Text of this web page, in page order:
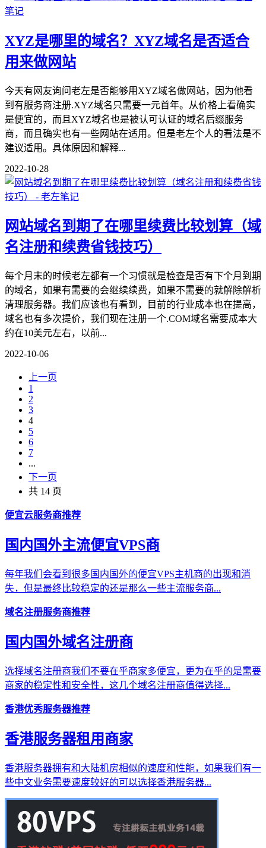
XYZ是哪里的域名？XYZ域名是否适合
用来做网站
今天有网友询问老左是否能够用XYZ域名做网站，因为他看
到有服务商注册.XYZ域名只需要一元首年。从价格上看确实
是便宜的，而且XYZ域名也是被认可认证的域名后缀服务
商，而且确实也有一些网站在适用。但是老左个人的看法是不
建议适用。具体原因和解释...
2022-10-28
网站域名到期了在哪里续费比较划算（域
名注册和续费省钱技巧）
每个月末的时候老左都有一个习惯就是检查是否有下个月到期
的域名，如果有需要的会继续续费，如果不需要的就解除解析
清理服务器。我们应该也有看到，目前的行业成本也在提高，
域名也有多次提价，我们现在注册一个.COM域名需要成本大
约在10美元左右，以前...
2022-10-06
上一页
1
2
3
4
5
6
7
...
下一页
共 14 页
便宜云服务商推荐
国内国外主流便宜VPS商
每年我们会看到很多国内国外的便宜VPS主机商的出现和消
失，但是最终比较稳定的还是那么一些主流服务商...
域名注册服务商推荐
国内国外域名注册商
选择域名注册商我们不要在乎商家多便宜，更为在乎的是需要
商家的稳定性和安全性，这几个域名注册商值得选择...
香港优秀服务器推荐
香港服务器租用商家
香港服务器拥有和大陆机房相似的速度和性能，如果我们有一
些中文业务需要速度较好的可以选择香港服务器...